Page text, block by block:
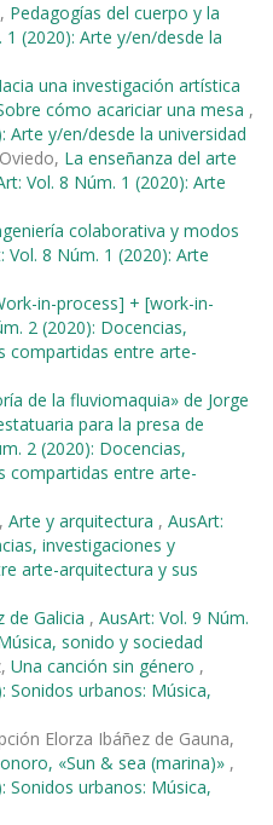
Pedagogías del cuerpo y la
1 (2020): Arte y/en/desde la
una investigación artística
cómo acariciar una mesa ,
Arte y/en/desde la universidad
La enseñanza del arte
Vol. 8 Núm. 1 (2020): Arte
colaborativa y modos
Vol. 8 Núm. 1 (2020): Arte
in-process] + [work-in-
2 (2020): Docencias,
compartidas entre arte-
de la fluviomaquia» de Jorge
para la presa de
2 (2020): Docencias,
compartidas entre arte-
Arte y arquitectura , AusArt:
investigaciones y
arte-arquitectura y sus
de Galicia , AusArt: Vol. 9 Núm.
sonido y sociedad
Una canción sin género ,
Sonidos urbanos: Música,
Elorza Ibáñez de Gauna,
«Sun & sea (marina)» ,
Sonidos urbanos: Música,